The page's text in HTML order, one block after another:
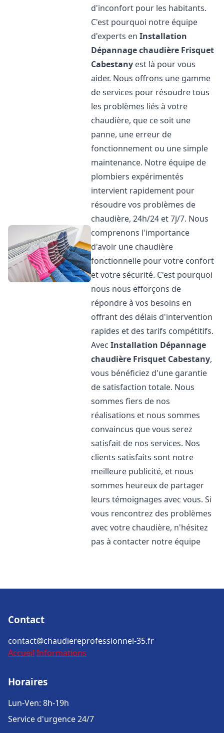
d'inconfort pour les habitants.
C'est pourquoi notre équipe
d'experts enInstallation
Dépannage chaudière Frisquet
Cabestany est là pour vous
aider. Nous offrons une gamme
de services pour résoudre tous
les problèmes liés à votre
chaudière, que ce soit une
panne, une erreur de
fonctionnement ou une simple
maintenance. Notre équipe de
plombiers expérimentés
intervient rapidement pour
résoudre vos problèmes de
chaudière, 24h/24 et 7j/7. Nous
comprenons l'importance
d'avoir une chaudière
fonctionnelle pour votre confort
et votre sécurité. C'est pourquoi
nous nous efforçons de
répondre à vos besoins en
offrant des délais d'intervention
rapides et des tarifs compétitifs.
AvecInstallation Dépannage
chaudière Frisquet Cabestany,
vous bénéficiez d'une garantie
de satisfaction totale. Nous
sommes fiers de nos
réalisations et nous sommes
convaincus que vous serez
satisfait de nos services. Nos
clients satisfaits sont notre
meilleure publicité, et nous
sommes heureux de partager
leurs témoignages avec vous. Si
vous rencontrez des problèmes
avec votre chaudière, n'hésitez
pas à contacter notre équipe
Contact
contact@chaudiereprofessionnel-35.fr
Accueil Informations
Horaires
Lun-Ven: 8h-19h
Service d'urgence 24/7